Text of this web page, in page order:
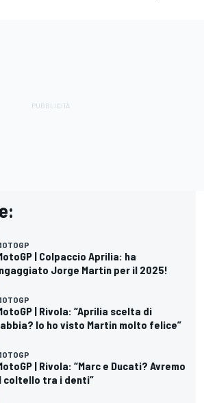
| Colpaccio Aprilia: ha
Jorge Martin per il 2025!
| Rivola: “Aprilia scelta di
Io ho visto Martin molto felice”
| Rivola: “Marc e Ducati? Avremo
coltello tra i denti”